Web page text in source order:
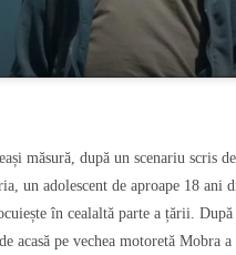
măsură, după un scenariu scris
un adolescent de aproape 18 ani
în cealaltă parte a țării. După
acasă pe vechea motoretă Mobra a